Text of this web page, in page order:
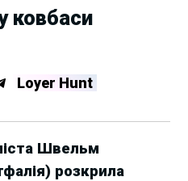
ковбаси
Loyer Hunt
Швельм
розкрила